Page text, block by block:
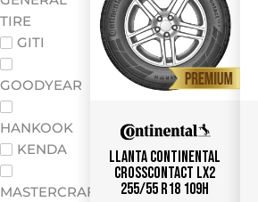
TIRE
GITI
GOODYEAR
HANKOOK
KENDA
MASTERCRAFT
Llanta CONTINENTAL
CrossContact LX2
255/55 R18 109H